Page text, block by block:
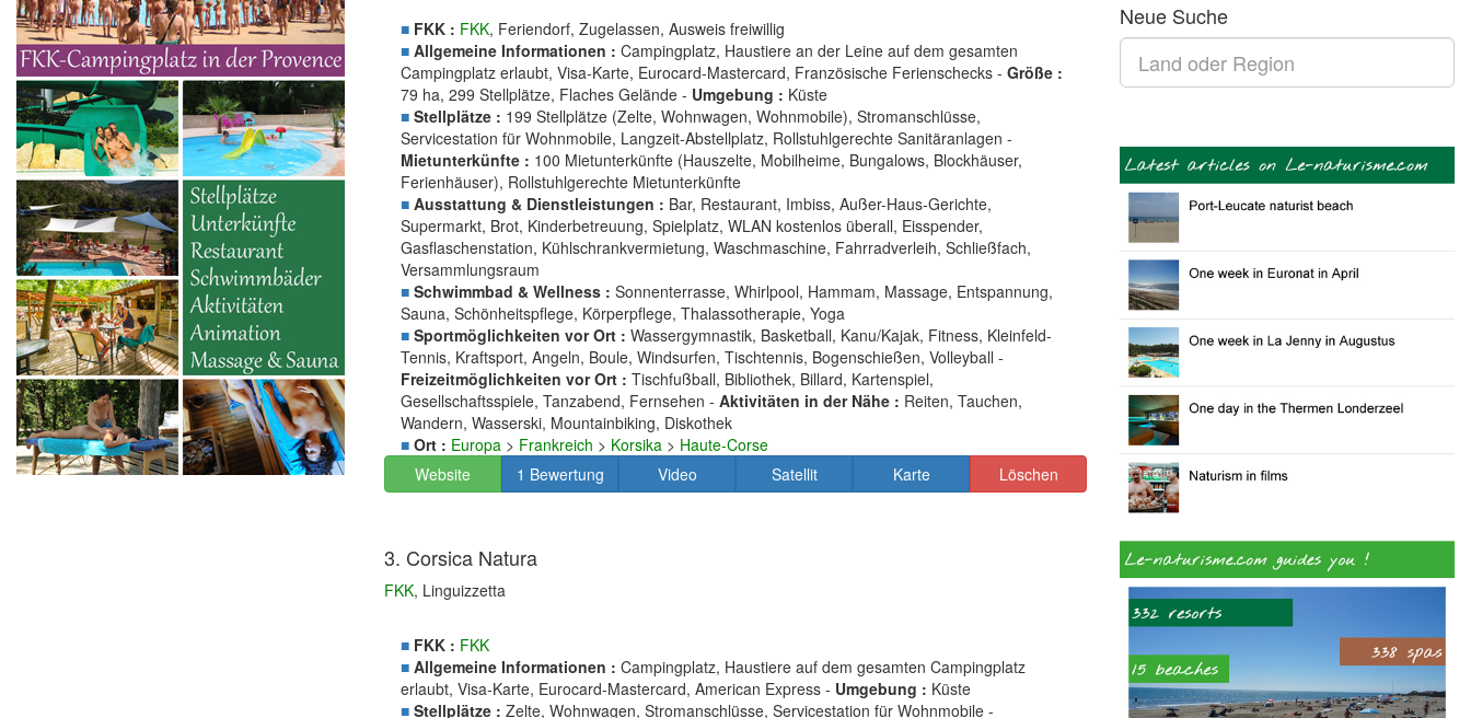
■ FKK : FKK, Feriendorf, Zugelassen, Ausweis freiwillig
■ Allgemeine Informationen : Campingplatz, Haustiere an der Leine auf dem gesamten
Campingplatz erlaubt, Visa-Karte, Eurocard-Mastercard, Französische Ferienschecks - Größe :
79 ha, 299 Stellplätze, Flaches Gelände - Umgebung : Küste
■ Stellplätze : 199 Stellplätze (Zelte, Wohnwagen, Wohnmobile), Stromanschlüsse,
Servicestation für Wohnmobile, Langzeit-Abstellplatz, Rollstuhlgerechte Sanitäranlagen -
Mietunterkünfte : 100 Mietunterkünfte (Hauszelte, Mobilheime, Bungalows, Blockhäuser,
Ferienhäuser), Rollstuhlgerechte Mietunterkünfte
■ Ausstattung & Dienstleistungen : Bar, Restaurant, Imbiss, Außer-Haus-Gerichte,
Supermarkt, Brot, Kinderbetreuung, Spielplatz, WLAN kostenlos überall, Eisspender,
Gasflaschenstation, Kühlschrankvermietung, Waschmaschine, Fahrradverleih, Schließfach,
Versammlungsraum
■ Schwimmbad & Wellness : Sonnenterrasse, Whirlpool, Hammam, Massage, Entspannung,
Sauna, Schönheitspflege, Körperpflege, Thalassotherapie, Yoga
■ Sportmöglichkeiten vor Ort : Wassergymnastik, Basketball, Kanu/Kajak, Fitness, Kleinfeld-
Tennis, Kraftsport, Angeln, Boule, Windsurfen, Tischtennis, Bogenschießen, Volleyball -
Freizeitmöglichkeiten vor Ort : Tischfußball, Bibliothek, Billard, Kartenspiel,
Gesellschaftsspiele, Tanzabend, Fernsehen - Aktivitäten in der Nähe : Reiten, Tauchen,
Wandern, Wasserski, Mountainbiking, Diskothek
■ Ort : Europa > Frankreich > Korsika > Haute-Corse
Website
1 Bewertung Video Satellit Karte Löschen
3. Corsica Natura
FKK, Linguizzetta
■ FKK : FKK
■ Allgemeine Informationen : Campingplatz, Haustiere auf dem gesamten Campingplatz
erlaubt, Visa-Karte, Eurocard-Mastercard, American Express - Umgebung : Küste
■ Stellplätze : Zelte, Wohnwagen, Stromanschlüsse, Servicestation für Wohnmobile -
Neue Suche